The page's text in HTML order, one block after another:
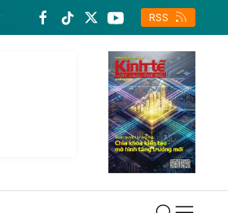
Trang thông tin kinh tế của
RSS